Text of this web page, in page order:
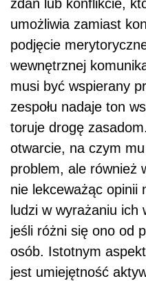
zdań lub konflikcie,
umożliwia zamiast
podjęcie
wewnętrznej
musi być wspierany
zespołu nadaje ton
toruje drogę
otwarcie, na czym
problem, ale również
nie lekceważąc opinii
ludzi w wyrażaniu ich
jeśli różni się ono od
osób. Istotnym
jest umiejętność